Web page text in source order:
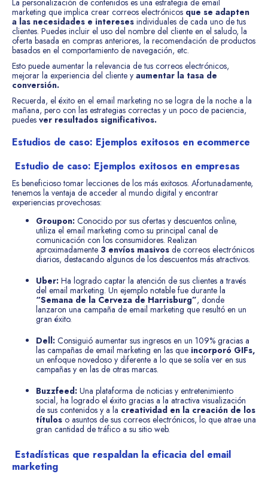
La personalización de contenidos es una estrategia de email
marketing que implica crear correos electrónicos que se adapten
a las necesidades e intereses individuales de cada uno de tus
clientes. Puedes incluir el uso del nombre del cliente en el saludo, la
oferta basada en compras anteriores, la recomendación de productos
basados en el comportamiento de navegación, etc.
Esto puede aumentar la relevancia de tus correos electrónicos,
mejorar la experiencia del cliente y aumentar la tasa de
conversión.
Recuerda, el éxito en el email marketing no se logra de la noche a la
mañana, pero con las estrategias correctas y un poco de paciencia,
puedes ver resultados significativos.
Estudios de caso: Ejemplos exitosos en ecommerce
Estudio de caso: Ejemplos exitosos en empresas
Es beneficioso tomar lecciones de los más exitosos. Afortunadamente,
tenemos la ventaja de acceder al mundo digital y encontrar
experiencias provechosas:
Groupon: Conocido por sus ofertas y descuentos online,
utiliza el email marketing como su principal canal de
comunicación con los consumidores. Realizan
aproximadamente 3 envíos masivos de correos electrónicos
diarios, destacando algunos de los descuentos más atractivos.
Uber: Ha logrado captar la atención de sus clientes a través
del email marketing. Un ejemplo notable fue durante la
“Semana de la Cerveza de Harrisburg”, donde
lanzaron una campaña de email marketing que resultó en un
gran éxito.
Dell: Consiguió aumentar sus ingresos en un 109% gracias a
las campañas de email marketing en las que incorporó GIFs,
un enfoque novedoso y diferente a lo que se solía ver en sus
campañas y en las de otras marcas.
Buzzfeed: Una plataforma de noticias y entretenimiento
social, ha logrado el éxito gracias a la atractiva visualización
de sus contenidos y a la creatividad en la creación de los
títulos o asuntos de sus correos electrónicos, lo que atrae una
gran cantidad de tráfico a su sitio web.
Estadísticas que respaldan la eficacia del email
marketing